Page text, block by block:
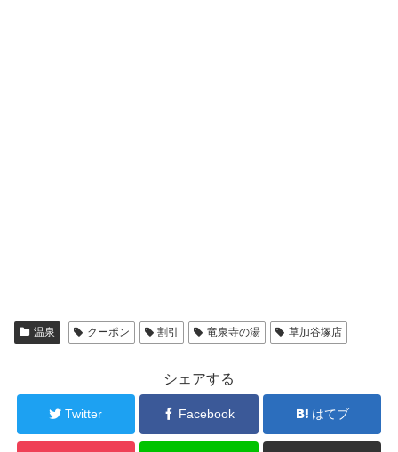
温泉 クーポン 割引 竜泉寺の湯 草加谷塚店
シェアする
Twitter Facebook はてブ